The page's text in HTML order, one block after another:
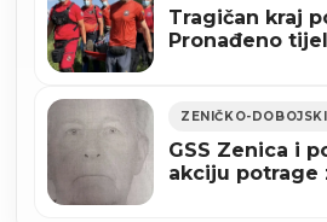
Tragičan kraj
Pronađeno
GSS Zenica i
akciju potrage